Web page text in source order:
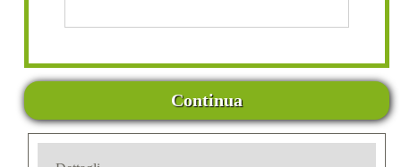
Continua